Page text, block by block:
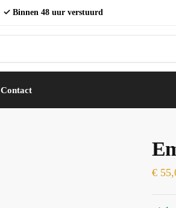
✓ Binnen 48 uur verstuurd
Contact
€